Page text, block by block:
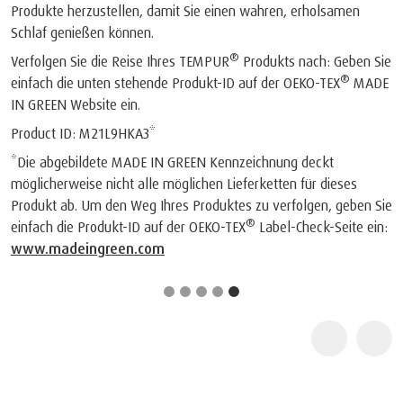
Produkte herzustellen, damit Sie einen wahren, erholsamen
Schlaf genießen können.
Verfolgen Sie die Reise Ihres TEMPUR® Produkts nach: Geben Sie
einfach die unten stehende Produkt-ID auf der OEKO-TEX® MADE
IN GREEN Website ein.
Product ID: M21L9HKA3*
*Die abgebildete MADE IN GREEN Kennzeichnung deckt
möglicherweise nicht alle möglichen Lieferketten für dieses
Produkt ab. Um den Weg Ihres Produktes zu verfolgen, geben Sie
einfach die Produkt-ID auf der OEKO-TEX® Label-Check-Seite ein:
www.madeingreen.com